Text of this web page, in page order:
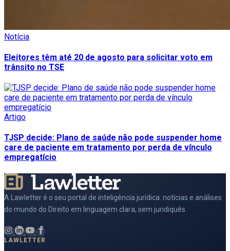
Notícia
Eleitores têm até 20 de agosto para solicitar voto em
trânsito no TSE
Artigo
TJSP decide: Plano de saúde não pode suspender home
care de paciente em tratamento por perda de vínculo
empregatício
A Lawletter é o seu portal de inteligência jurídica: notícias e análises
do mundo do Direito em linguagem clara, sem juridiquês.
LAWLETTER